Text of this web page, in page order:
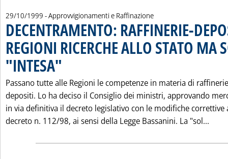
29/10/1999 - Approvvigionamenti e Raffinazione
DECENTRAMENTO: RAFFINERIE-
REGIONI RICERCHE ALLO STATO MA
"INTESA"
Passano tutte alle Regioni le competenze in materia di
depositi. Lo ha deciso il Consiglio dei ministri, approvando
in via definitiva il decreto legislativo con le modifiche correttive
decreto n. 112/98, ai sensi della Legge Bassanini. La "sol...